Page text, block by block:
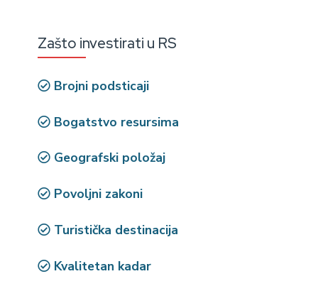
Zašto investirati u RS
Brojni podsticaji
Bogatstvo resursima
Geografski položaj
Povoljni zakoni
Turistička destinacija
Kvalitetan kadar